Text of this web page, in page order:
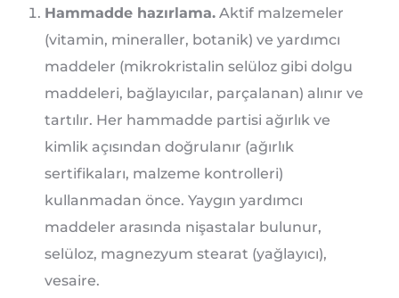
Hammadde hazırlama. Aktif malzemeler
(vitamin, mineraller, botanik) ve yardımcı
maddeler (mikrokristalin selüloz gibi dolgu
maddeleri, bağlayıcılar, parçalanan) alınır ve
tartılır. Her hammadde partisi ağırlık ve
kimlik açısından doğrulanır (ağırlık
sertifikaları, malzeme kontrolleri)
kullanmadan önce. Yaygın yardımcı
maddeler arasında nişastalar bulunur,
selüloz, magnezyum stearat (yağlayıcı),
vesaire.